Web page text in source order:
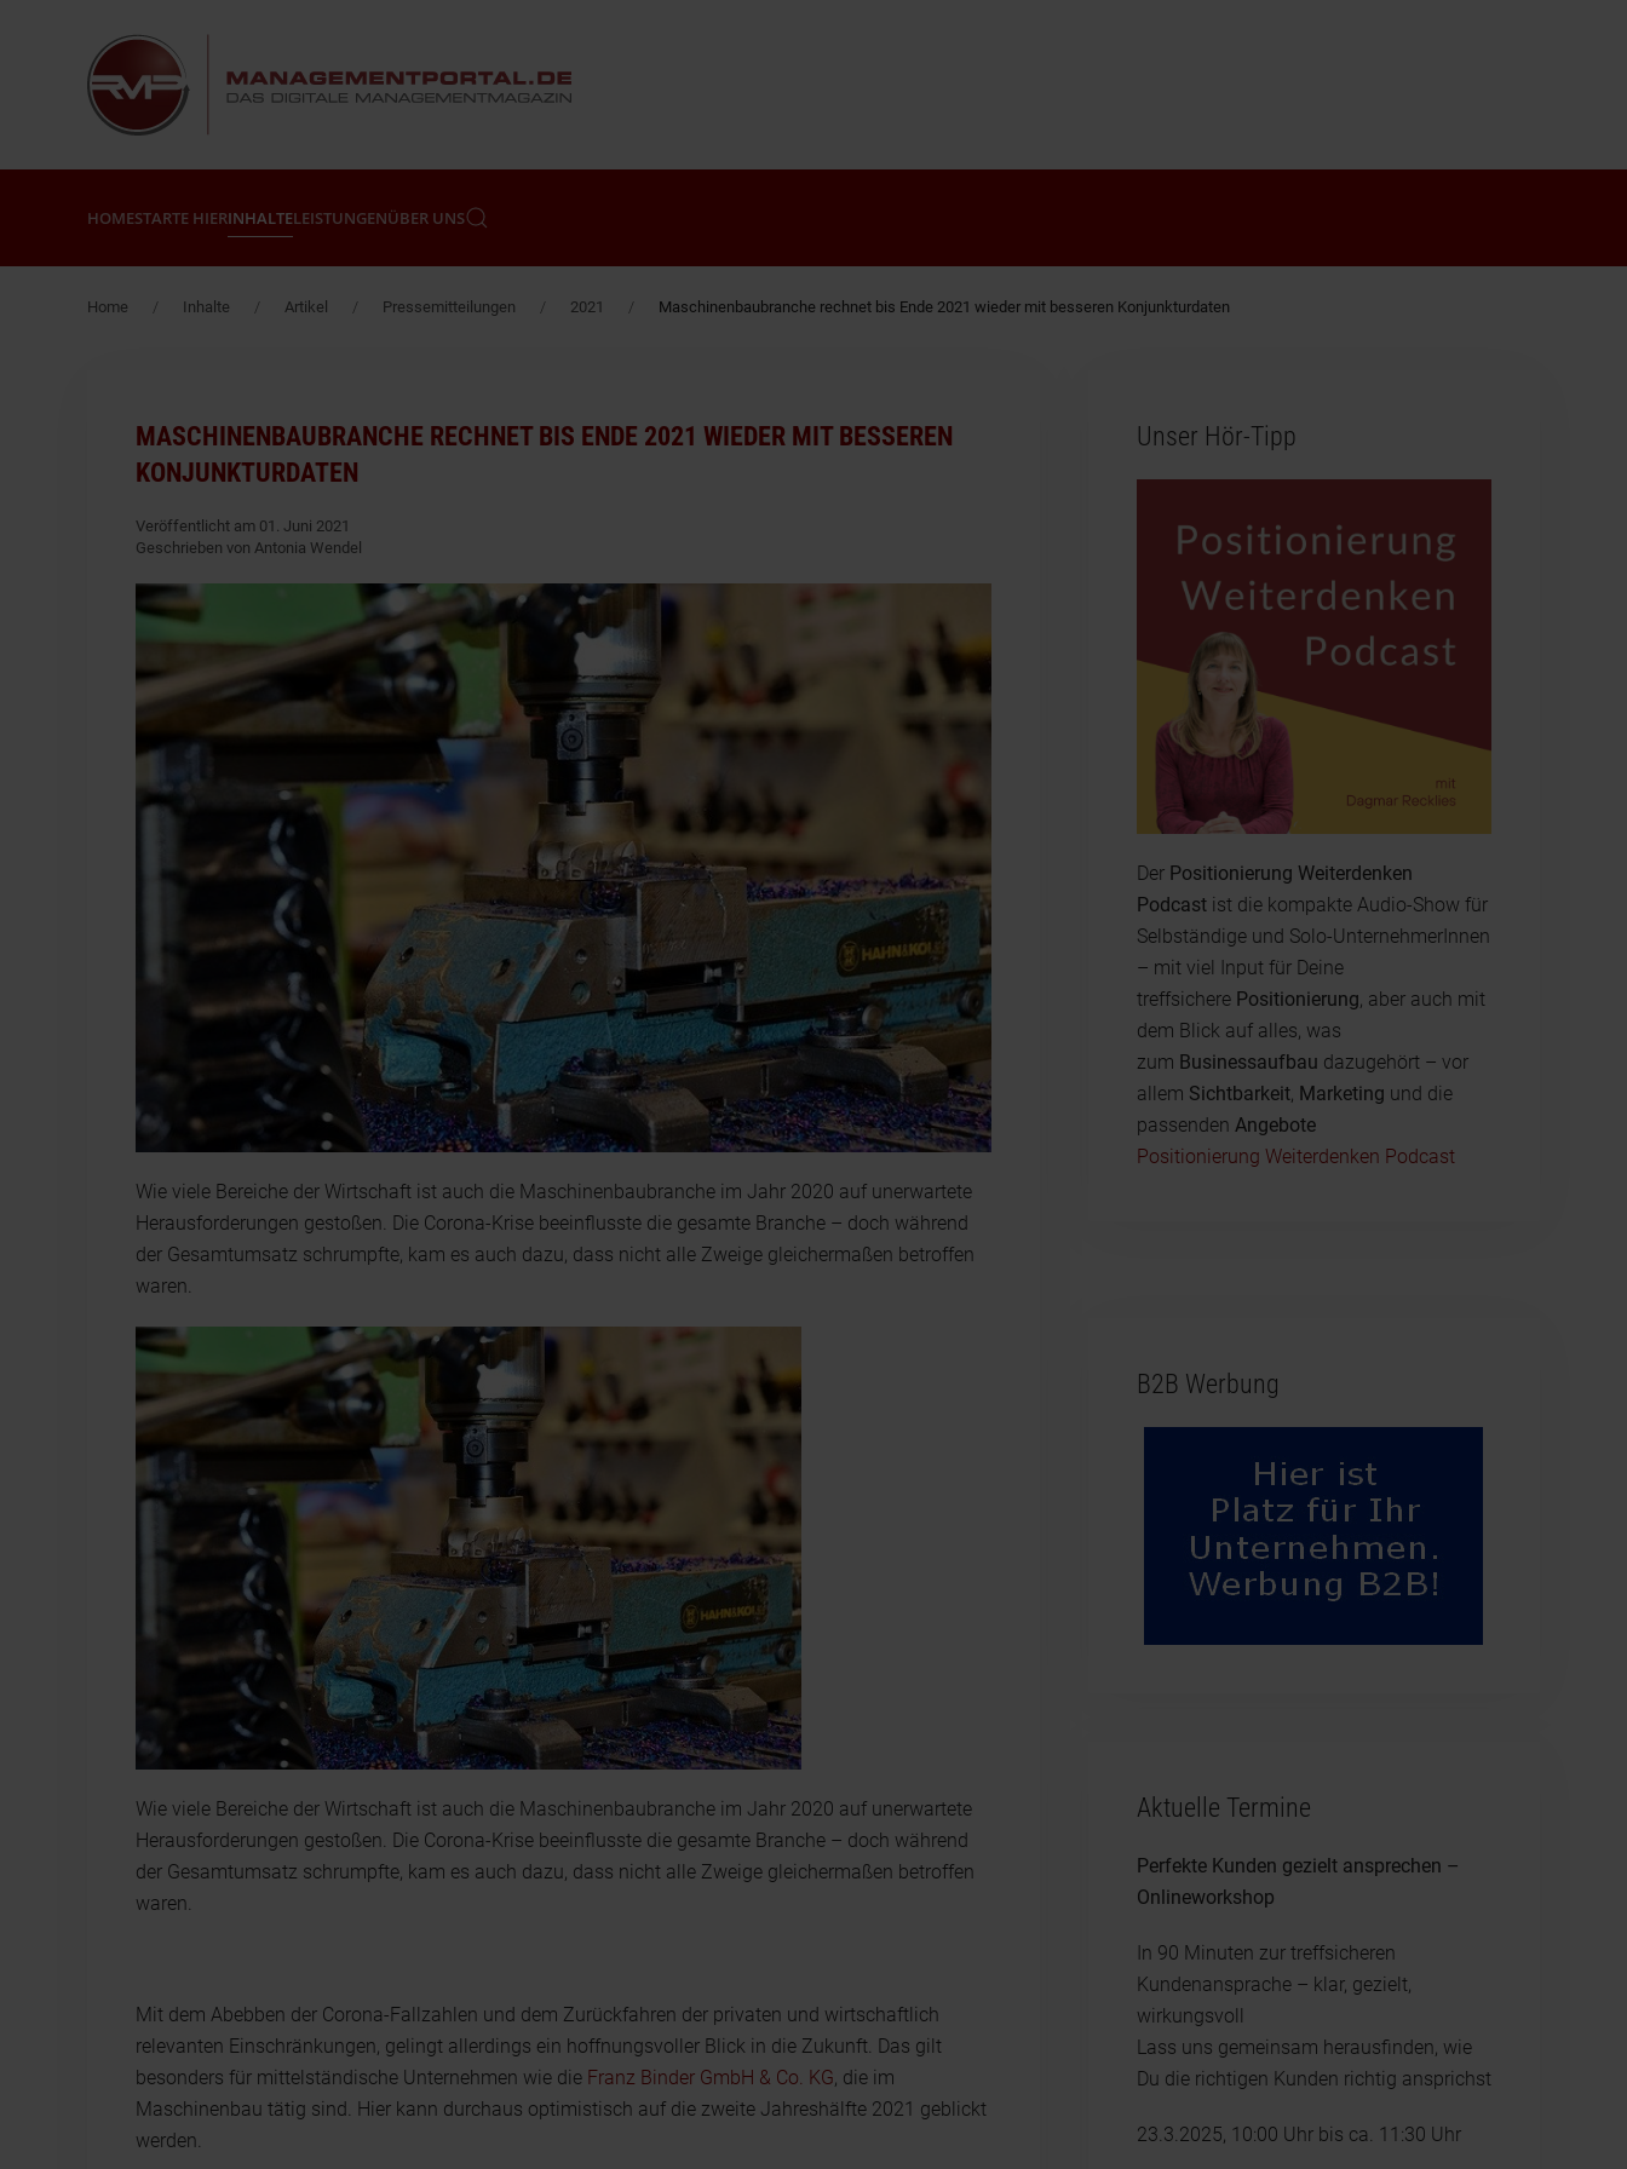
Zum Hauptinhalt springen
HOMESTARTE HIERINHALTELEISTUNGENÜBER UNS
Home Inhalte Artikel Pressemitteilungen 2021 Maschinenbaubranche rechnet bis Ende 2021 wieder mit besseren Konjunkturdaten
MASCHINENBAUBRANCHE RECHNET BIS ENDE 2021 WIEDER MIT BESSEREN
KONJUNKTURDATEN
Veröffentlicht am 01. Juni 2021
Geschrieben von Antonia Wendel
Wie viele Bereiche der Wirtschaft ist auch die Maschinenbaubranche im Jahr 2020 auf unerwartete
Herausforderungen gestoßen. Die Corona-Krise beeinflusste die gesamte Branche – doch während
der Gesamtumsatz schrumpfte, kam es auch dazu, dass nicht alle Zweige gleichermaßen betroffen
waren.
Wie viele Bereiche der Wirtschaft ist auch die Maschinenbaubranche im Jahr 2020 auf unerwartete
Herausforderungen gestoßen. Die Corona-Krise beeinflusste die gesamte Branche – doch während
der Gesamtumsatz schrumpfte, kam es auch dazu, dass nicht alle Zweige gleichermaßen betroffen
waren.
Mit dem Abebben der Corona-Fallzahlen und dem Zurückfahren der privaten und wirtschaftlich
relevanten Einschränkungen, gelingt allerdings ein hoffnungsvoller Blick in die Zukunft. Das gilt
besonders für mittelständische Unternehmen wie die Franz Binder GmbH & Co. KG, die im
Maschinenbau tätig sind. Hier kann durchaus optimistisch auf die zweite Jahreshälfte 2021 geblickt
werden.
Unser Hör-Tipp
Der Positionierung Weiterdenken
Podcastist die kompakte Audio-Show für
Selbständige und Solo-UnternehmerInnen
– mit viel Input für Deine
treffsichere Positionierung, aber auch mit
dem Blick auf alles, was
zum Businessaufbau dazugehört – vor
allem Sichtbarkeit, Marketing und die
passenden Angebote
Positionierung Weiterdenken Podcast
B2B Werbung
Aktuelle Termine
Perfekte Kunden gezielt ansprechen –
Onlineworkshop
In 90 Minuten zur treffsicheren
Kundenansprache – klar, gezielt,
wirkungsvoll
Lass uns gemeinsam herausfinden, wie
Du die richtigen Kunden richtig ansprichst
23.3.2025, 10:00 Uhr bis ca. 11:30 Uhr